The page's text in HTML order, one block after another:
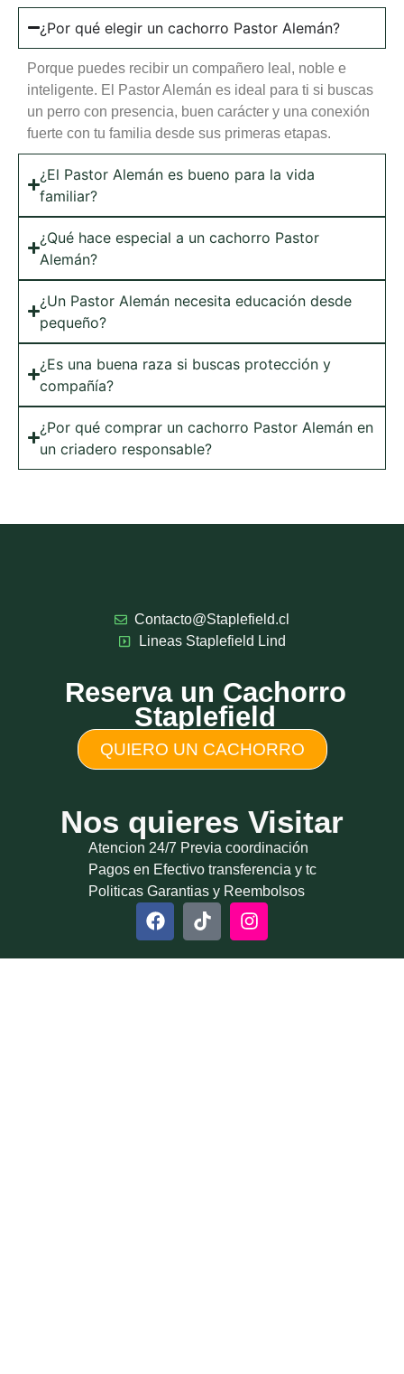
¿Por qué elegir un cachorro Pastor Alemán?
Porque puedes recibir un compañero leal, noble e
inteligente. El Pastor Alemán es ideal para ti si buscas
un perro con presencia, buen carácter y una conexión
fuerte con tu familia desde sus primeras etapas.
¿El Pastor Alemán es bueno para la vida
familiar?
¿Qué hace especial a un cachorro Pastor
Alemán?
¿Un Pastor Alemán necesita educación desde
pequeño?
¿Es una buena raza si buscas protección y
compañía?
¿Por qué comprar un cachorro Pastor Alemán en
un criadero responsable?
Contacto@Staplefield.cl
Lineas Staplefield Lind
Reserva un Cachorro
Staplefield
QUIERO UN CACHORRO
Nos quieres Visitar
Atencion 24/7 Previa coordinación
Pagos en Efectivo transferencia y tc
Politicas Garantias y Reembolsos